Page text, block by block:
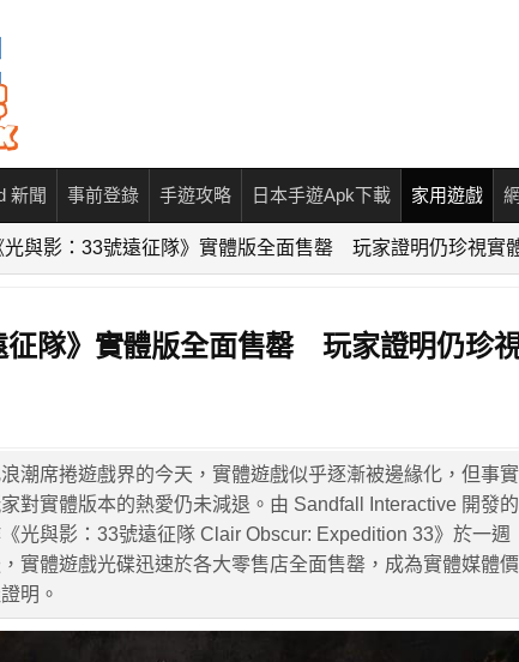
新聞 事前登錄 手遊攻略 日本手遊Apk下載 家用遊戲
光與影：33號遠征隊》實體版全面售罄 玩家證明仍珍視實
征隊》實體版全面售罄 玩家證明仍珍
潮席捲遊戲界的今天，實體遊戲似乎逐漸被邊緣化，但事實
對實體版本的熱愛仍未減退。由 Sandfall Interactive 開發的
光與影：33號遠征隊 Clair Obscur: Expedition 33》於一週
實體遊戲光碟迅速於各大零售店全面售罄，成為實體媒體價
明。